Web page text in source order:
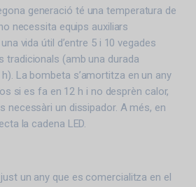
generació té una temperatura de
necessita equips auxiliars
vida útil d’entre 5 i 10 vegades
tradicionals (amb una durada
La bombeta s’amortitza en un any
si es fa en 12 h i no desprèn calor,
necessàri un dissipador. A més, en
la cadena LED.
un any que es comercialitza en el